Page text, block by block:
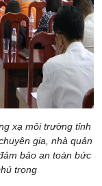
xạ môi trường tỉnh
gia, nhà quản
bảo an toàn bức
trọng